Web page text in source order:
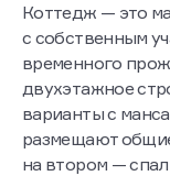
Коттедж — это
с собственным
временного
двухэтажное
варианты с
размещают
на втором —